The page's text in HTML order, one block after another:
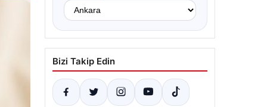
Bizi Takip Edin